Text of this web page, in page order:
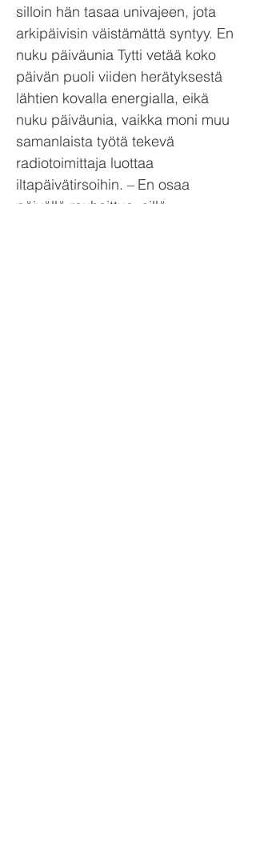
silloin hän tasaa univajeen, jota
arkipäivisin väistämättä syntyy. En
nuku päiväunia Tytti vetää koko
päivän puoli viiden herätyksestä
lähtien kovalla energialla, eikä
nuku päiväunia, vaikka moni muu
samanlaista työtä tekevä
radiotoimittaja luottaa
iltapäivätirsoihin. – En osaa
päivällä rauhoittua, sillä